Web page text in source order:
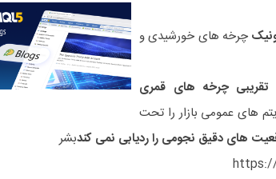
چرخه های خورشیدی و
تقریبی چرخه های قمری
های عمومی بازار را تحت
های دقیق نجومی را ردیابی نمی کندبشر